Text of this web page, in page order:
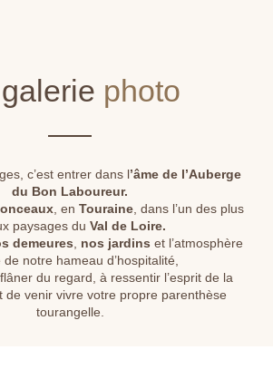
photo
c’est entrer dans l’âme de l’Auberge
du Bon Laboureur.
, en Touraine, dans l’un des plus
paysages du Val de Loire.
demeures nos jardins et l’atmosphère
de notre hameau d’hospitalité,
du regard, à ressentir l’esprit de la
venir vivre votre propre parenthèse
tourangelle.